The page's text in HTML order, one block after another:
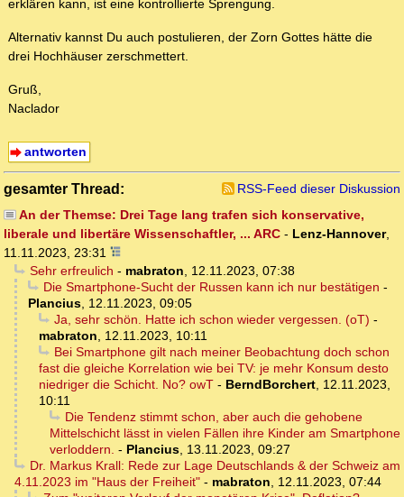
erklären kann, ist eine kontrollierte Sprengung.
Alternativ kannst Du auch postulieren, der Zorn Gottes hätte die
drei Hochhäuser zerschmettert.
Gruß,
Naclador
antworten
gesamter Thread:
RSS-Feed dieser Diskussion
An der Themse: Drei Tage lang trafen sich konservative,
liberale und libertäre Wissenschaftler, ... ARC - Lenz-Hannover,
11.11.2023, 23:31
Sehr erfreulich - mabraton, 12.11.2023, 07:38
Die Smartphone-Sucht der Russen kann ich nur bestätigen -
Plancius, 12.11.2023, 09:05
Ja, sehr schön. Hatte ich schon wieder vergessen. (oT) -
mabraton, 12.11.2023, 10:11
Bei Smartphone gilt nach meiner Beobachtung doch schon
fast die gleiche Korrelation wie bei TV: je mehr Konsum desto
niedriger die Schicht. No? owT - BerndBorchert, 12.11.2023,
10:11
Die Tendenz stimmt schon, aber auch die gehobene
Mittelschicht lässt in vielen Fällen ihre Kinder am Smartphone
verloddern. - Plancius, 13.11.2023, 09:27
Dr. Markus Krall: Rede zur Lage Deutschlands & der Schweiz am
4.11.2023 im "Haus der Freiheit" - mabraton, 12.11.2023, 07:44